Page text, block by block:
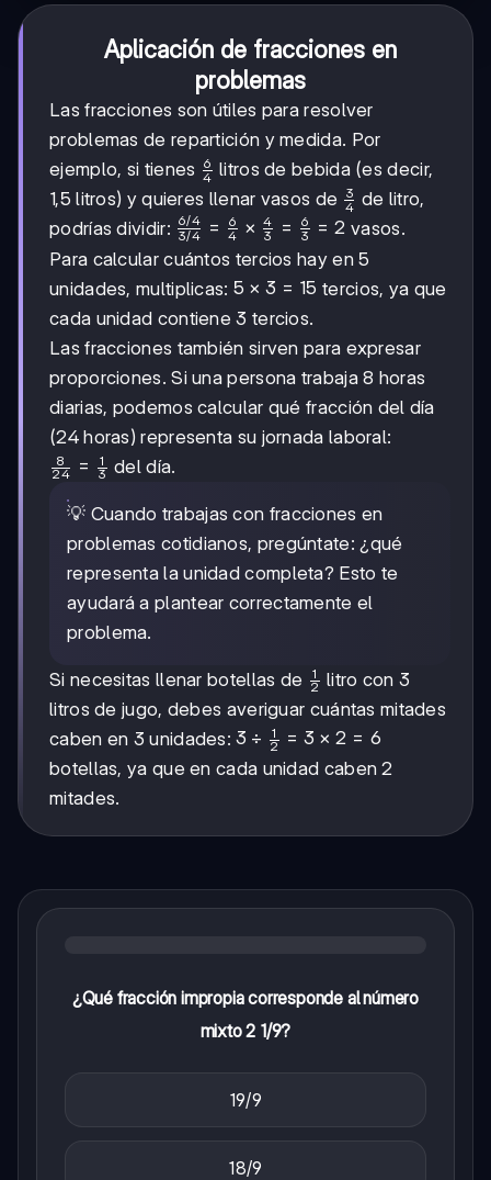
Aplicación de fracciones en
problemas
Las fracciones son útiles para resolver
problemas de repartición y medida. Por
ejemplo, si tienes \frac{6}
{4}
4
6 litros de bebida (es decir,
1,5 litros) y quieres llenar vasos de \frac{3}
{4}
4
3 de litro,
podrías dividir: \frac{6/4}
{3/4} =
\frac{6}
{4} \times
\frac{4}
\frac{6}
{3} = 2
3/4
6/4 = 4
6 × 3
4 = 3
6 = 2 vasos.
Para calcular cuántos tercios hay en 5
unidades, multiplicas: 5
\times
3 =
15
5 × 3 = 15 tercios, ya que
cada unidad contiene 3 tercios.
Las fracciones también sirven para expresar
proporciones. Si una persona trabaja 8 horas
diarias, podemos calcular qué fracción del día
(24 horas) representa su jornada laboral:
\frac{8}
\frac{1}
24
8 = 3
1 del día.
💡 Cuando trabajas con fracciones en
problemas cotidianos, pregúntate: ¿qué
representa la unidad completa? Esto te
ayudará a plantear correctamente el
problema.
Si necesitas llenar botellas de \frac{1}
{2}
2
1
litro con 3
litros de jugo, debes averiguar cuántas mitades
caben en 3 unidades:3 \div
\frac{1}
{2} = 3
3 ÷ 2
1 = 3 × 2 = 6
botellas, ya que en cada unidad caben 2
mitades.
¿Qué fracción impropia corresponde al número
mixto 2 1/9?
19/9
18/9